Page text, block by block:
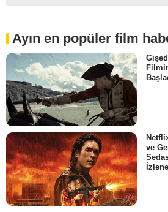
Ayın en popüler film
ve